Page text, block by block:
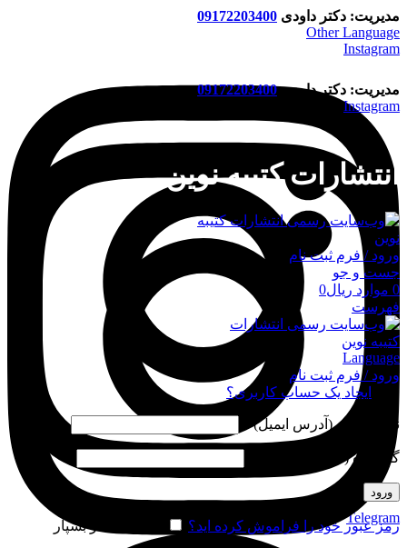
مدیریت: دکتر داودی 09172203400
Other Language
Instagram
Telegram
مدیریت: دکتر داودی09172203400
Instagram
انتشارات کتیبه نوین
ورود / فرم ثبت نام
جست و جو
0 موارد ریال0
فهرست
Language
ورود / فرم ثبت نام
ورود
ایجاد یک حساب کاربری؟
نام کاربری (آدرس ایمیل)
گذرواژه (شماره موبایل)
ورود
رمز عبور خود را فراموش کرده اید؟ مرا به خاطر بسپار